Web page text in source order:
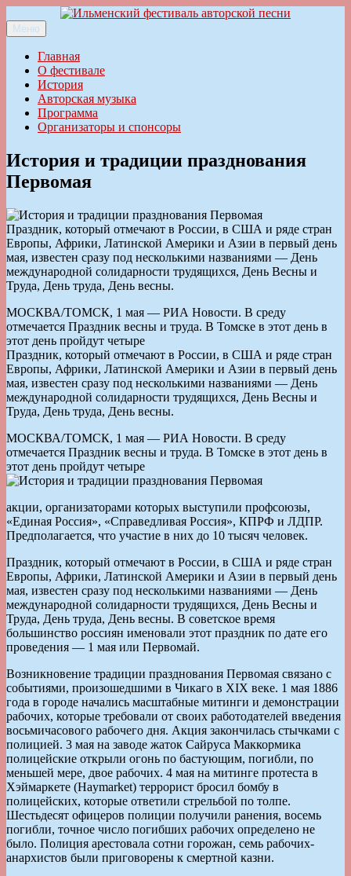
к
содержимому
Ильменский фестиваль авторской песни
Меню
Главная
О фестивале
История
Авторская музыка
Программа
Организаторы и спонсоры
История и традиции празднования
Первомая
Праздник, который отмечают в России, в США и ряде стран
Европы, Африки, Латинской Америки и Азии в первый день
мая, известен сразу под несколькими названиями — День
международной солидарности трудящихся, День Весны и
Труда, День труда, День весны.
МОСКВА/ТОМСК, 1 мая — РИА Новости. В среду
отмечается Праздник весны и труда. В Томске в этот день в
этот день пройдут четыре
Праздник, который отмечают в России, в США и ряде стран
Европы, Африки, Латинской Америки и Азии в первый день
мая, известен сразу под несколькими названиями — День
международной солидарности трудящихся, День Весны и
Труда, День труда, День весны.
МОСКВА/ТОМСК, 1 мая — РИА Новости. В среду
отмечается Праздник весны и труда. В Томске в этот день в
этот день пройдут четыре
акции, организаторами которых выступили профсоюзы,
«Единая Россия», «Справедливая Россия», КПРФ и ЛДПР.
Предполагается, что участие в них до 10 тысяч человек.
Праздник, который отмечают в России, в США и ряде стран
Европы, Африки, Латинской Америки и Азии в первый день
мая, известен сразу под несколькими названиями — День
международной солидарности трудящихся, День Весны и
Труда, День труда, День весны. В советское время
большинство россиян именовали этот праздник по дате его
проведения — 1 мая или Первомай.
Возникновение традиции празднования Первомая связано с
событиями, произошедшими в Чикаго в ХIХ веке. 1 мая 1886
года в городе начались масштабные митинги и демонстрации
рабочих, которые требовали от своих работодателей введения
восьмичасового рабочего дня. Акция закончилась стычками с
полицией. 3 мая на заводе жаток Сайруса Маккормика
полицейские открыли огонь по бастующим, погибли, по
меньшей мере, двое рабочих. 4 мая на митинге протеста в
Хэймаркете (Haymarket) террорист бросил бомбу в
полицейских, которые ответили стрельбой по толпе.
Шестьдесят офицеров полиции получили ранения, восемь
погибли, точное число погибших рабочих определено не
было. Полиция арестовала сотни горожан, семь рабочих-
анархистов были приговорены к смертной казни.